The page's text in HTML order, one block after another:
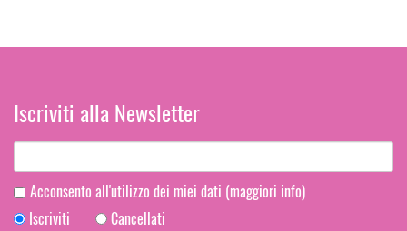
Iscriviti alla Newsletter
Acconsento all'utilizzo dei miei dati (maggiori info)
Iscriviti
Cancellati